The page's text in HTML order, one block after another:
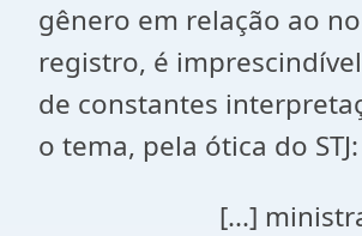
gênero em relação ao
registro, é
de constantes
o tema, pela ótica do STJ:
[...]